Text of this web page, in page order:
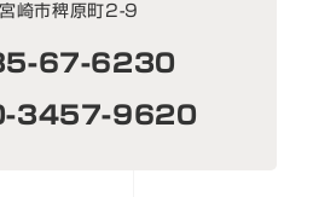
崎市稗原町2-9
67-6230
3457-9620